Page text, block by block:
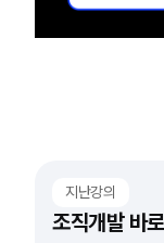
지난강의
조직개발 바